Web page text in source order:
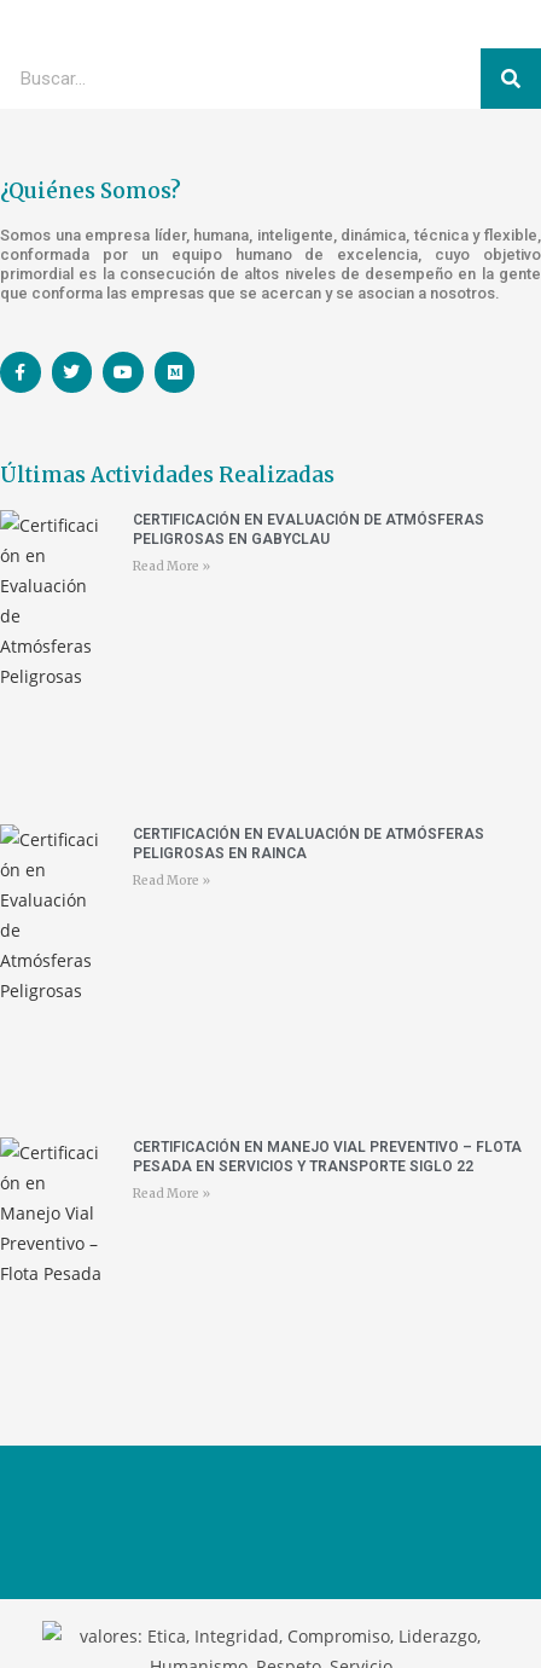
¿Quiénes Somos?
Somos una empresa líder, humana, inteligente, dinámica, técnica y flexible,
conformada por un equipo humano de excelencia, cuyo objetivo
primordial es la consecución de altos niveles de desempeño en la gente
que conforma las empresas que se acercan y se asocian a nosotros.
Últimas Actividades Realizadas
CERTIFICACIÓN EN EVALUACIÓN DE ATMÓSFERAS
PELIGROSAS EN GABYCLAU
Read More »
CERTIFICACIÓN EN EVALUACIÓN DE ATMÓSFERAS
PELIGROSAS EN RAINCA
Read More »
CERTIFICACIÓN EN MANEJO VIAL PREVENTIVO – FLOTA
PESADA EN SERVICIOS Y TRANSPORTE SIGLO 22
Read More »